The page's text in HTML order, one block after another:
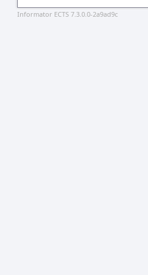
Informator ECTS 7.3.0.0-2a9ad9c